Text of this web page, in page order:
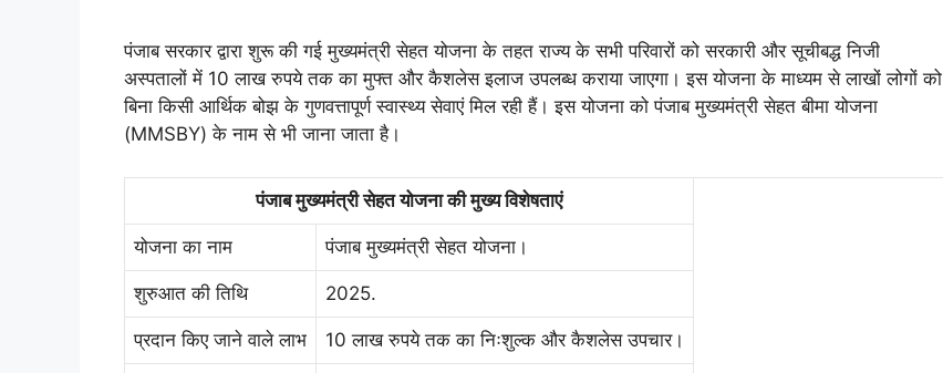
पंजाब सरकार द्वारा शुरू की गई मुख्यमंत्री सेहत योजना के तहत राज्य के सभी परिवारों को सरकारी और सूचीबद्ध निजी
अस्पतालों में 10 लाख रुपये तक का मुफ्त और कैशलेस इलाज उपलब्ध कराया जाएगा। इस योजना के माध्यम से लाखों लोगों को
बिना किसी आर्थिक बोझ के गुणवत्तापूर्ण स्वास्थ्य सेवाएं मिल रही हैं। इस योजना को पंजाब मुख्यमंत्री सेहत बीमा योजना
(MMSBY) के नाम से भी जाना जाता है।
पंजाब मुख्यमंत्री सेहत योजना की मुख्य विशेषताएं
योजना का नाम पंजाब मुख्यमंत्री सेहत योजना।
शुरुआत की तिथि 2025.
प्रदान किए जाने वाले लाभ 10 लाख रुपये तक का निःशुल्क और कैशलेस उपचार।